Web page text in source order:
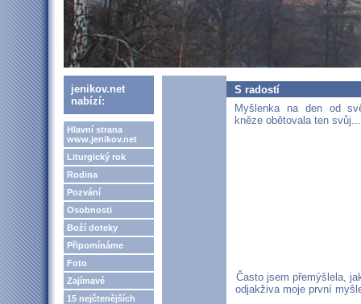
jenikov.net
nabízí:
Hlavní strana
www.jenikov.net
Liturgický rok
Rodina
Pozvání
Osobnosti
Boží doteky
Připomínáme
Foto
Zajímavé
15 nejčtenějších
S radostí
Myšlenka na den od
kněze obětovala ten svůj...
Často jsem přemýšlela,
odjakživa moje první